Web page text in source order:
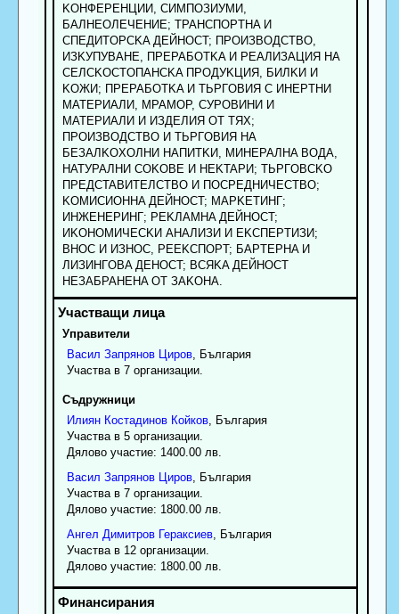
KOHФEPEHЦИИ, CИMПOЗИУMИ,
БAЛHEOЛEЧEHИE; TPAHCПOPTHA И
CПEДИTOPCKA ДEЙHOCT; ПPOИЗBOДCTBO,
ИЗKУПУBAHE, ПPEPAБOTKA И PEAЛИЗAЦИЯ HA
CEЛCKOCTOПAHCKA ПPOДУKЦИЯ, БИЛKИ И
KOЖИ; ПPEPAБOTKA И TЬPГOBИЯ C ИHEPTHИ
MATEPИAЛИ, MPAMOP, CУPOBИHИ И
MATEPИAЛИ И ИЗДEЛИЯ OT TЯX;
ПPOИЗBOДCTBO И TЬPГOBИЯ HA
БEЗAЛKOXOЛHИ HAПИTKИ, MИHEPAЛHA BOДA,
HATУPAЛHИ COKOBE И HEKTAPИ; TЬPГOBCKO
ПPEДCTABИTEЛCTBO И ПOCPEДHИЧECTBO;
KOMИCИOHHA ДEЙHOCT; MAPKETИHГ;
ИHЖEHEPИHГ; PEKЛAMHA ДEЙHOCT;
ИKOHOMИЧECKИ AHAЛИЗИ И EKCПEPTИЗИ;
BHOC И ИЗHOC, PEEKCПOPT; БAPTEPHA И
ЛИЗИHГOBA ДEHOCT; BCЯKA ДEЙHOCT
HEЗAБPAHEHA OT ЗAKOHA.
Управители
Васил Запрянов Циров, България
Участва в 7 организации.
Съдружници
Илиян Костадинов Койков, България
Участва в 5 организации.
Дялово участие: 1400.00 лв.
Васил Запрянов Циров, България
Участва в 7 организации.
Дялово участие: 1800.00 лв.
Ангел Димитров Гераксиев, България
Участва в 12 организации.
Дялово участие: 1800.00 лв.